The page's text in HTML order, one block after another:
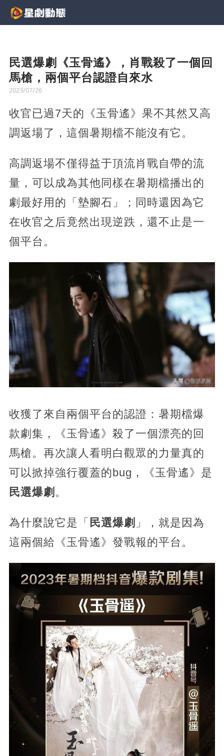
民選爆劇《玉骨遙》，肖戰殺了一個回
馬槍，兩個平台認證自來水
2023/07/26
收官已過7天的《玉骨遙》果不其然又高
調返場了，這個暑期檔不能沒有它。
高調返場不僅得益于頂流肖戰自帶的流
量，可以成為其他同樣在暑期檔播出的
劇最好用的「墊腳石」；同時還因為它
在收官之后竟然出現逆跌，還不止是一
個平台。
收獲了來自兩個平台的認證：暑期檔爆
款劇集，《玉骨遙》殺了一個漂亮的回
馬槍。再次讓人看明白觀眾的力量真的
可以掀掉強行覆蓋的bug，《玉骨遙》是
民選爆劇 。
為什麼說它是「 民選爆劇 」，就是因為
這兩個給《玉骨遙》發戰報的平台。